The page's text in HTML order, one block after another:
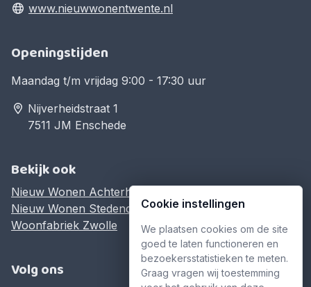
www.nieuwwonentwente.nl
Openingstijden
Maandag t/m vrijdag 9:00 - 17:30 uur
Nijverheidstraat 1
7511 JM Enschede
Bekijk ook
Nieuw Wonen Achterhoek
Nieuw Wonen Stedendriehoek
Woonfabriek Zwolle
Volg ons
Cookie instellingen
We plaatsen cookies om de site
goed te laten functioneren en
bezoekersstatistieken te meten.
Graag vragen wij toestemming